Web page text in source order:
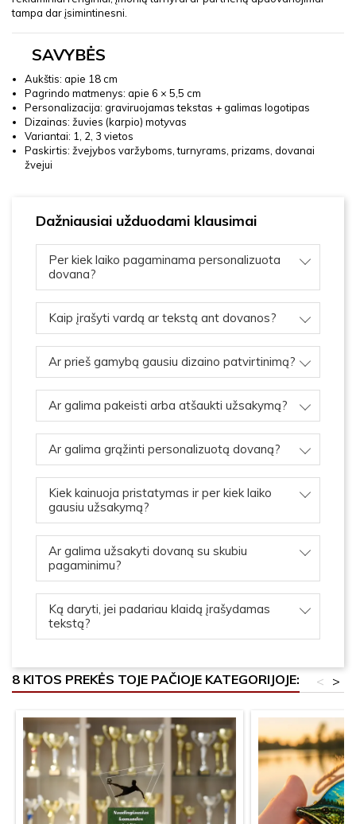
tampa dar įsimintinesni.
SAVYBĖS
Aukštis: apie 18 cm
Pagrindo matmenys: apie 6 × 5,5 cm
Personalizacija: graviruojamas tekstas + galimas logotipas
Dizainas: žuvies (karpio) motyvas
Variantai: 1, 2, 3 vietos
Paskirtis: žvejybos varžyboms, turnyrams, prizams, dovanai
žvejui
Dažniausiai užduodami klausimai
Per kiek laiko pagaminama personalizuota
dovana?
Kaip įrašyti vardą ar tekstą ant dovanos?
Ar prieš gamybą gausiu dizaino patvirtinimą?
Ar galima pakeisti arba atšaukti užsakymą?
Ar galima grąžinti personalizuotą dovaną?
Kiek kainuoja pristatymas ir per kiek laiko
gausiu užsakymą?
Ar galima užsakyti dovaną su skubiu
pagaminimu?
Ką daryti, jei padariau klaidą įrašydamas
tekstą?
8 KITOS PREKĖS TOJE PAČIOJE KATEGORIJOJE: >
<